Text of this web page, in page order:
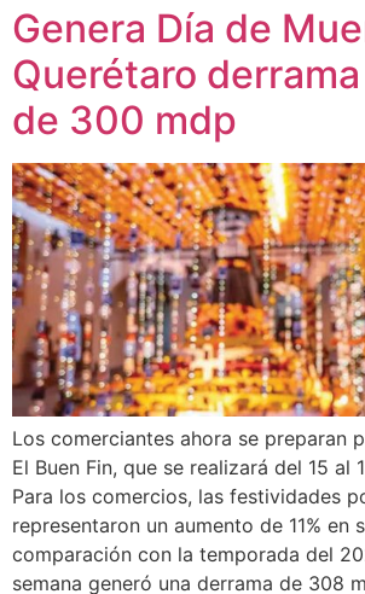
Genera Día de
Querétaro
de 300 mdp
Los comerciantes ahora se preparan
El Buen Fin, que se realizará del 15 al
Para los comercios, las festividades
representaron un aumento de 11% en
comparación con la temporada del
semana generó una derrama de 308